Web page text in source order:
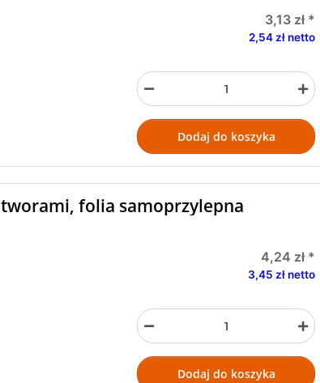
3,13 zł *
2,54 zł netto
Dodaj do koszyka
folia samoprzylepna
4,24 zł *
3,45 zł netto
Dodaj do koszyka